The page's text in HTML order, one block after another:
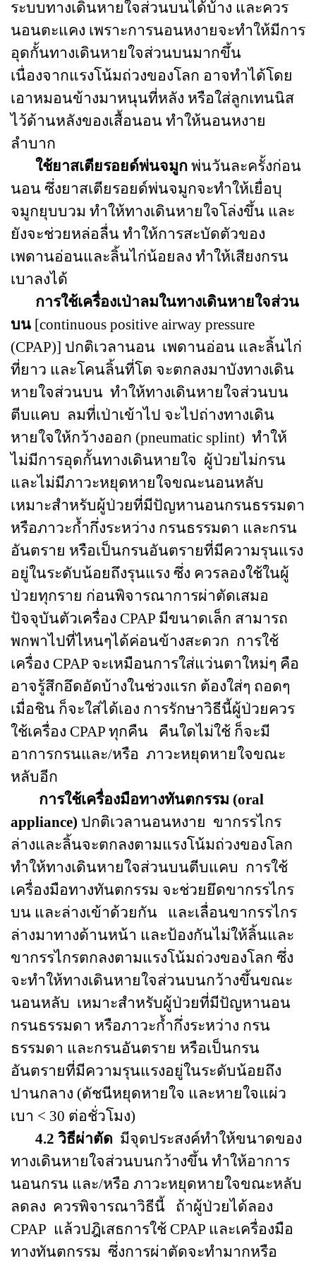
ระบบทางเดินหายใจส่วนบนได้บ้าง และควร
นอนตะแคง เพราะการนอนหงายจะทำให้มีการ
อุดกั้นทางเดินหายใจส่วนบนมากขึ้น
เนื่องจากแรงโน้มถ่วงของโลก อาจทำได้โดย
เอาหมอนข้างมาหนุนที่หลัง หรือใส่ลูกเทนนิส
ไว้ด้านหลังของเสื้อนอน ทำให้นอนหงาย
ลำบาก
ใช้ยาสเตียรอยด์พ่นจมูก พ่นวันละครั้งก่อน
นอน ซึ่งยาสเตียรอยด์พ่นจมูกจะทำให้เยื่อบุ
จมูกยุบบวม ทำให้ทางเดินหายใจโล่งขึ้น และ
ยังจะช่วยหล่อลื่น ทำให้การสะบัดตัวของ
เพดานอ่อนและลิ้นไก่น้อยลง ทำให้เสียงกรน
เบาลงได้
การใช้เครื่องเป่าลมในทางเดินหายใจส่วน
บน [continuous positive airway pressure
(CPAP)] ปกติเวลานอน เพดานอ่อน และลิ้นไก่
ที่ยาว และโคนลิ้นที่โต จะตกลงมาบังทางเดิน
หายใจส่วนบน ทำให้ทางเดินหายใจส่วนบน
ตีบแคบ ลมที่เป่าเข้าไป จะไปถ่างทางเดิน
หายใจให้กว้างออก (pneumatic splint) ทำให้
ไม่มีการอุดกั้นทางเดินหายใจ ผู้ป่วยไม่กรน
และไม่มีภาวะหยุดหายใจขณะนอนหลับ
เหมาะสำหรับผู้ป่วยที่มีปัญหานอนกรนธรรมดา
หรือภาวะก้ำกึ่งระหว่าง กรนธรรมดา และกรน
อันตราย หรือเป็นกรนอันตรายที่มีความรุนแรง
อยู่ในระดับน้อยถึงรุนแรง ซึ่ง ควรลองใช้ในผู้
ป่วยทุกราย ก่อนพิจารณาการผ่าตัดเสมอ
ปัจจุบันตัวเครื่อง CPAP มีขนาดเล็ก สามารถ
พกพาไปที่ไหนๆได้ค่อนข้างสะดวก การใช้
เครื่อง CPAP จะเหมือนการใส่แว่นตาใหม่ๆ คือ
อาจรู้สึกอึดอัดบ้างในช่วงแรก ต้องใส่ๆ ถอดๆ
เมื่อชิน ก็จะใส่ได้เอง การรักษาวิธีนี้ผู้ป่วยควร
ใช้เครื่อง CPAP ทุกคืน คืนใดไม่ใช้ ก็จะมี
อาการกรนและ/หรือ ภาวะหยุดหายใจขณะ
หลับอีก
การใช้เครื่องมือทางทันตกรรม (oral
appliance) ปกติเวลานอนหงาย ขากรรไกร
ล่างและลิ้นจะตกลงตามแรงโน้มถ่วงของโลก
ทำให้ทางเดินหายใจส่วนบนตีบแคบ การใช้
เครื่องมือทางทันตกรรม จะช่วยยึดขากรรไกร
บน และล่างเข้าด้วยกัน และเลื่อนขากรรไกร
ล่างมาทางด้านหน้า และป้องกันไม่ให้ลิ้นและ
ขากรรไกรตกลงตามแรงโน้มถ่วงของโลก ซึ่ง
จะทำให้ทางเดินหายใจส่วนบนกว้างขึ้นขณะ
นอนหลับ เหมาะสำหรับผู้ป่วยที่มีปัญหานอน
กรนธรรมดา หรือภาวะก้ำกึ่งระหว่าง กรน
ธรรมดา และกรนอันตราย หรือเป็นกรน
อันตรายที่มีความรุนแรงอยู่ในระดับน้อยถึง
ปานกลาง (ดัชนีหยุดหายใจ และหายใจแผ่ว
เบา < 30 ต่อชั่วโมง)
4.2 วิธีผ่าตัด มีจุดประสงค์ทำให้ขนาดของ
ทางเดินหายใจส่วนบนกว้างขึ้น ทำให้อาการ
นอนกรน และ/หรือ ภาวะหยุดหายใจขณะหลับ
ลดลง ควรพิจารณาวิธีนี้ ถ้าผู้ป่วยได้ลอง
CPAP แล้วปฎิเสธการใช้ CPAP และเครื่องมือ
ทางทันตกรรม ซึ่งการผ่าตัดจะทำมากหรือ